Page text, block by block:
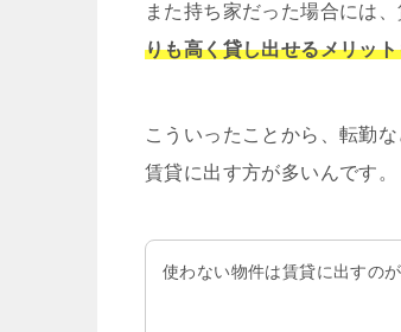
また持ち家だった場合には
りも高く貸し出せるメリッ
こういったことから、転勤
賃貸に出す方が多いんです。
使わない物件は賃貸に出すのが